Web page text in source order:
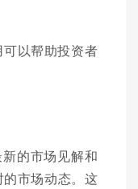
以帮助投资者
的市场见解和
市场动态。这